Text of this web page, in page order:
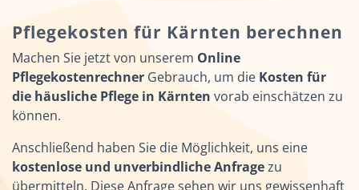
Pflegekosten für Kärnten berechnen
Machen Sie jetzt von unserem Online
Pflegekostenrechner Gebrauch, um die Kosten für
die häusliche Pflege in Kärnten vorab einschätzen zu
können.
Anschließend haben Sie die Möglichkeit, uns eine
kostenlose und unverbindliche Anfragezu
übermitteln. Diese Anfrage sehen wir uns gewissenhaft